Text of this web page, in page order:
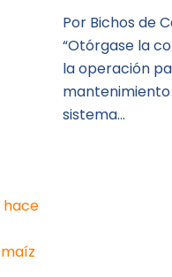
Por Bichos de
“Otórgase la
la operación
sistema…